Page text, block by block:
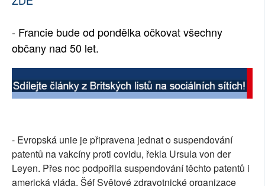
- Francie bude od pondělka očkovat všechny
občany nad 50 let.
- Evropská unie je připravena jednat o suspendování
patentů na vakcíny proti covidu, řekla Ursula von der
Leyen. Přes noc podpořila suspendování těchto patentů i
americká vláda. Šéf Světové zdravotnické organizace